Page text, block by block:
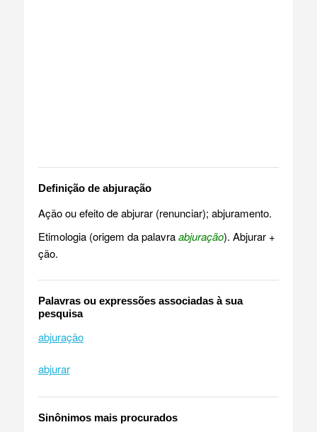
Definição de abjuração
Ação ou efeito de abjurar (renunciar); abjuramento.
Etimologia (origem da palavraabjuração). Abjurar +
ção.
Palavras ou expressões associadas à sua
pesquisa
abjuração
abjurar
Sinônimos mais procurados